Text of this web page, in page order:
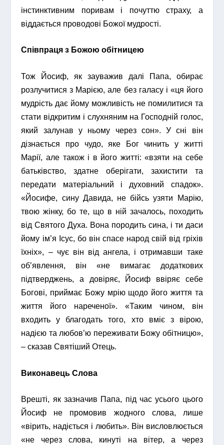
інстинктивним поривам і почуттю страху, а
віддається проводові Божої мудрості.
Співпраця з Божою обітницею
Тож Йосиф, як зауважив далі Папа, обирає
розлучитися з Марією, але без галасу і «ця його
мудрість дає йому можливість не помилитися та
стати відкритим і слухняним на Господній голос,
який залунав у ньому через сон». У сні він
дізнається про чудо, яке Бог чинить у житті
Марії, але також і в його житті: «взяти на себе
батьківство, здатне оберігати, захистити та
передати матеріальний і духовний спадок».
«Йосифе, сину Давида, не бійсь узяти Марію,
твою жінку, бо те, що в ній зачалось, походить
від Святого Духа. Вона породить сина, і ти даси
йому ім’я Ісус, бо він спасе народ свій від гріхів
їхніх», – чує він від ангела, і отримавши таке
об’явлення, він «не вимагає додаткових
підтверджень, а довіряє, Йосиф ввіряє себе
Богові, приймає Божу мрію щодо його життя та
життя його нареченої». «Таким чином, він
входить у благодать того, хто вміє з вірою,
надією та любов’ю переживати Божу обітницю»,
– сказав Святіший Отець.
Виконавець Слова
Врешті, як зазначив Папа, під час усього цього
Йосиф не промовив жодного слова, лише
«вірить, надіється і любить». Він висловлюється
«не через слова, кинуті на вітер, а через